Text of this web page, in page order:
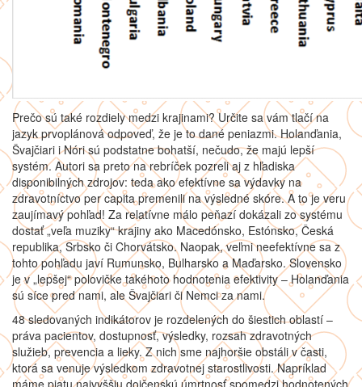
Prečo sú také rozdiely medzi krajinami? Určite sa vám tlačí na
jazyk prvoplánová odpoveď, že je to dané peniazmi. Holanďania,
Švajčiari i Nóri sú podstatne bohatší, nečudo, že majú lepší
systém. Autori sa preto na rebríček pozreli aj z hľadiska
disponibilných zdrojov: teda ako efektívne sa výdavky na
zdravotníctvo per capita premenili na výsledné skóre. A to je veru
zaujímavý pohľad! Za relatívne málo peňazí dokázali zo systému
dostať „veľa muziky“ krajiny ako Macedónsko, Estónsko, Česká
republika, Srbsko či Chorvátsko. Naopak, veľmi neefektívne sa z
tohto pohľadu javí Rumunsko, Bulharsko a Maďarsko. Slovensko
je v „lepšej“ polovičke takéhoto hodnotenia efektivity – Holanďania
sú síce pred nami, ale Švajčiari či Nemci za nami.
48 sledovaných indikátorov je rozdelených do šiestich oblastí –
práva pacientov, dostupnosť, výsledky, rozsah zdravotných
služieb, prevencia a lieky. Z nich sme najhoršie obstáli v časti,
ktorá sa venuje výsledkom zdravotnej starostlivosti. Napríklad